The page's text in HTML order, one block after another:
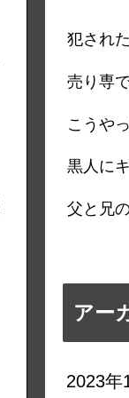
犯され
売り専
こうや
黒人に
父と兄
アー
2023年